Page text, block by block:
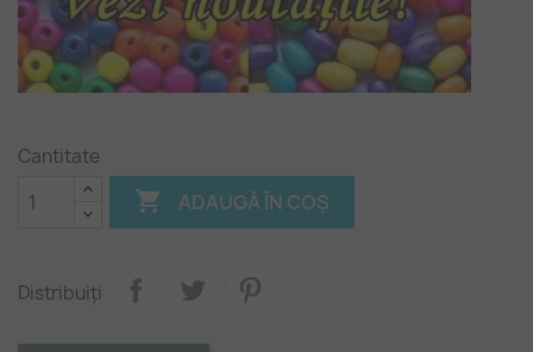
Cantitate
 ADAUGĂ ÎN COȘ
Distribuiți